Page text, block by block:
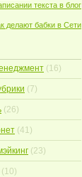
текста в блог
делают бабки в Сети
(16)
(7)
(26)
(41)
(23)
(10)